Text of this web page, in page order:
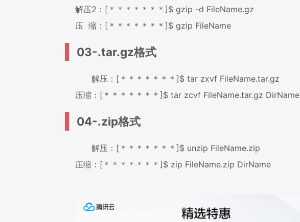
解压2：[＊＊＊＊＊＊＊]$ gzip -d FileName.gz
压 缩：[＊＊＊＊＊＊＊]$ gzip FileName
03-.tar.gz格式
解压：[＊＊＊＊＊＊＊]$ tar zxvf FileName.tar.gz
压缩：[＊＊＊＊＊＊＊]$ tar zcvf FileName.tar.gz DirName
04-.zip格式
解压：[＊＊＊＊＊＊＊]$ unzip FileName.zip
压缩：[＊＊＊＊＊＊＊]$ zip FileName.zip DirName